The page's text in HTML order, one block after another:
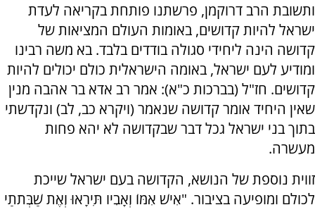
ותשובת הרב דרוקמן, פרשתנו פותחת בקריאה לעדת
ישראל להיות קדושים, באומות העולם המציאות של
קדושה הינה ליחידי סגולה בודדים בלבד. בא משה רבינו
ומודיע לעם ישראל, באומה הישראלית כולם יכולים להיות
קדושים. חז"ל (בברכות כ"א): אמר רב אדא בר אהבה מנין
שאין היחיד אומר קדושה שנאמר (ויקרא כב, לב) ונקדשתי
בתוך בני ישראל גכל דבר שבקדושה לא יהא פחות
מעשרה.
זווית נוספת של הנושא, הקדושה בעם ישראל שייכת
לכולם ומופיעה בציבור. "אִישׁ אִמּוֹ וְאָבִיו תִּירָאוּ וְאֶת שַׁבְּתֹתַי